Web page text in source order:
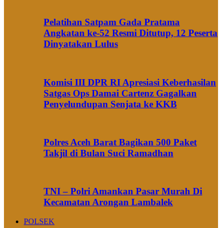
Pelatihan Satpam Gada Pratama
Angkatan ke-52 Resmi Ditutup, 12 Peserta
Dinyatakan Lulus
Komisi III DPR RI Apresiasi Keberhasilan
Satgas Ops Damai Cartenz Gagalkan
Penyelundupan Senjata ke KKB
Polres Aceh Barat Bagikan 500 Paket
Takjil di Bulan Suci Ramadhan
TNI – Polri Amankan Pasar Murah Di
Kecamatan Arongan Lambalek
POLSEK